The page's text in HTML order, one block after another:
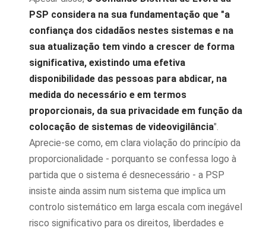
PSP considera na sua fundamentação que "a
confiança dos cidadãos nestes sistemas e na
sua atualização tem vindo a crescer de forma
significativa, existindo uma efetiva
disponibilidade das pessoas para abdicar, na
medida do necessário e em termos
proporcionais, da sua privacidade em função da
colocação de sistemas de videovigilância".
Aprecie-se como, em clara violação do princípio da
proporcionalidade - porquanto se confessa logo à
partida que o sistema é desnecessário - a PSP
insiste ainda assim num sistema que implica um
controlo sistemático em larga escala com inegável
risco significativo para os direitos, liberdades e